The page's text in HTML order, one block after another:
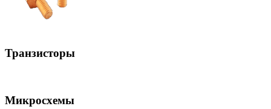
Транзисторы
Микросхемы